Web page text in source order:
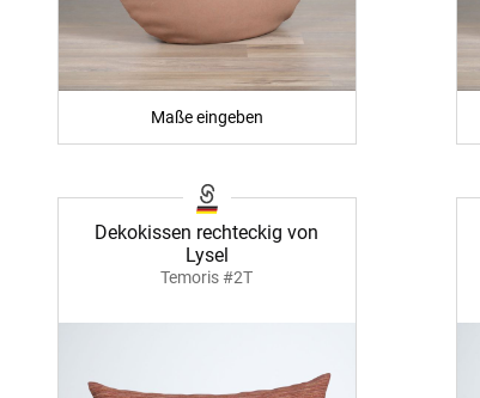
Maße eingeben
Dekokissen rechteckig von
Lysel
Temoris #2T